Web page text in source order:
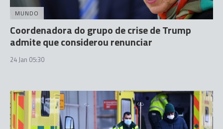
MUNDO
Coordenadora do grupo de crise de Trump
admite que considerou renunciar
24 Jan 05:30